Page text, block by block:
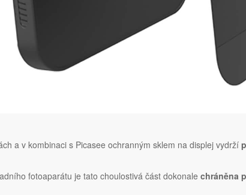
a v kombinaci s Picasee ochranným sklem na displej vydrží
fotoaparátu je tato choulostivá část dokonale chráněna